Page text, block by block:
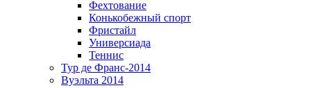
Фехтование
Конькобежный спорт
Фристайл
Универсиада
Теннис
Тур де Франс-2014
Вуэльта 2014